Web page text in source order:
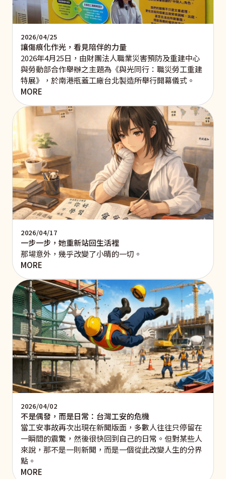
2026/04/25
讓傷痕化作光，看見陪伴的力量
2026年4月25日，由財團法人職業災害預防及重建中心
與勞動部合作舉辦之主題為《與光同行：職災勞工重建
特展》，於南港瓶蓋工廠台北製造所舉行開幕儀式。
MORE
2026/04/17
一步一步，她重新站回生活裡
那場意外，幾乎改變了小晴的一切。
MORE
2026/04/02
不是偶發，而是日常：台灣工安的危機
當工安事故再次出現在新聞版面，多數人往往只停留在
一瞬間的震驚，然後很快回到自己的日常。但對某些人
來說，那不是一則新聞，而是一個從此改變人生的分界
點。
MORE